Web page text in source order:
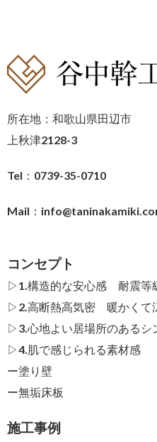
所在地：和歌山県田辺市
上秋津2128-3
Tel：0739-35-0710
Mail：
コンセプト
▷1.構造的な安心感 耐震等
▷2.高断熱高気密 暖かくて
▷3.心地よい居場所のあるシ
▷4.肌で感じられる素材感
ー塗り壁
ー無垢床板
施工事例